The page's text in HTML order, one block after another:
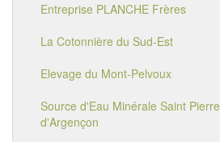
Entreprise PLANCHE Frères
La Cotonnière du Sud-Est
Elevage du Mont-Pelvoux
Source d'Eau Minérale Saint Pierre
d'Argençon